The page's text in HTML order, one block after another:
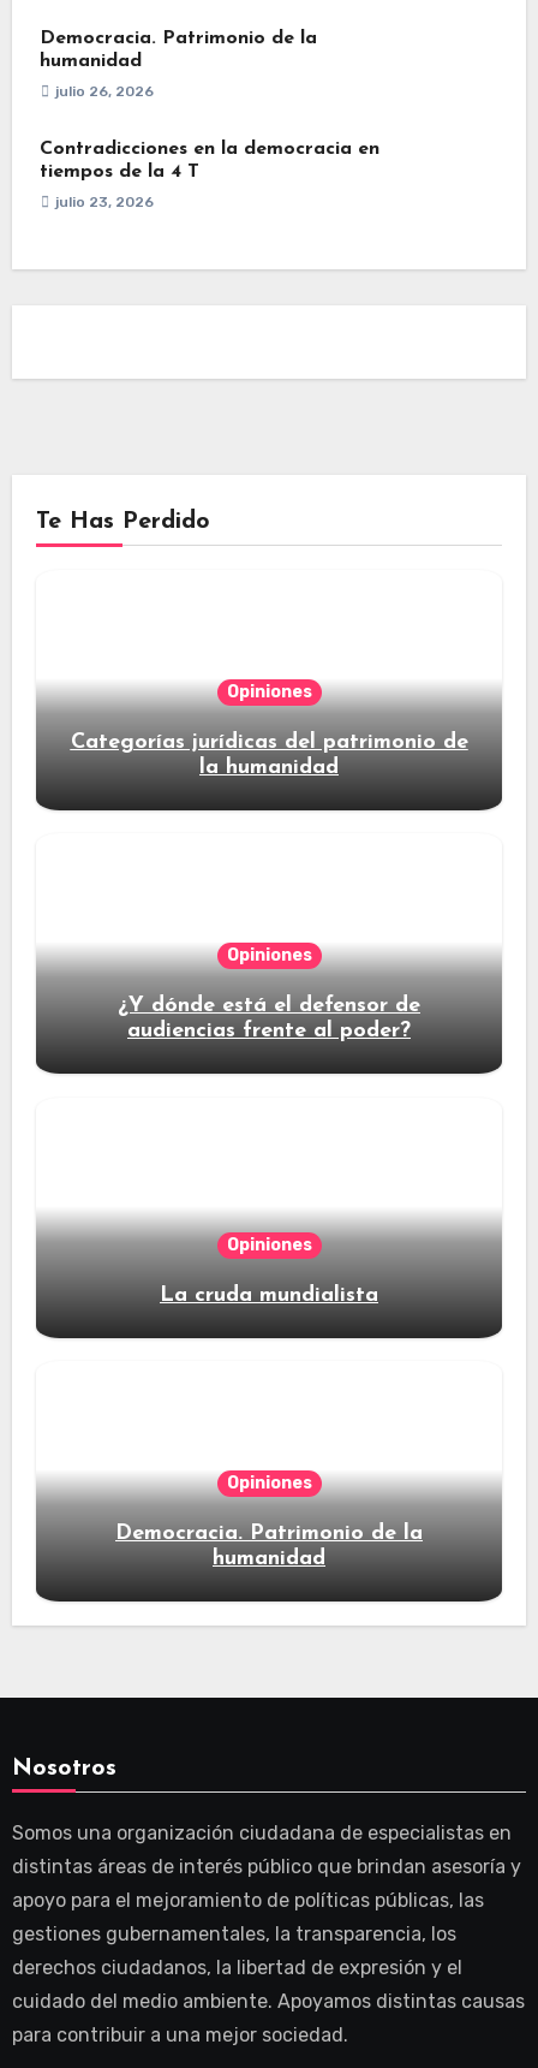
Democracia. Patrimonio de la
humanidad
julio 26, 2026
Contradicciones en la democracia en
tiempos de la 4 T
julio 23, 2026
Te Has Perdido
Opiniones
Categorías jurídicas del patrimonio de
la humanidad
Opiniones
¿Y dónde está el defensor de
audiencias frente al poder?
Opiniones
La cruda mundialista
Opiniones
Democracia. Patrimonio de la
humanidad
Nosotros
Somos una organización ciudadana de especialistas en
distintas áreas de interés público que brindan asesoría y
apoyo para el mejoramiento de políticas públicas, las
gestiones gubernamentales, la transparencia, los
derechos ciudadanos, la libertad de expresión y el
cuidado del medio ambiente. Apoyamos distintas causas
para contribuir a una mejor sociedad.